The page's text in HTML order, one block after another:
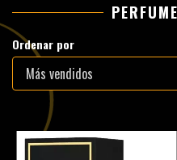
Ordenar por